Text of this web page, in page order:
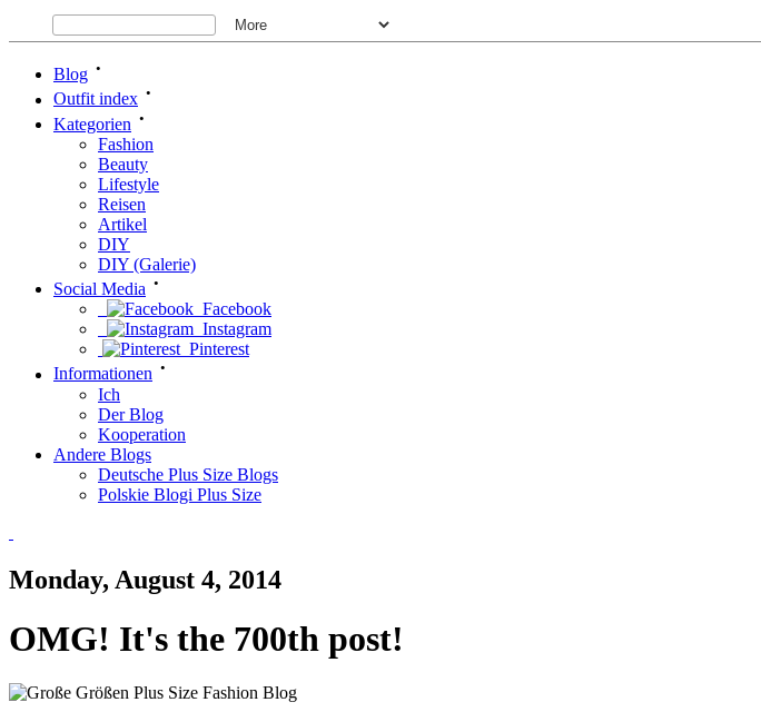
Blog •
Outfit index •
Kategorien •
Fashion
Beauty
Lifestyle
Reisen
Artikel
DIY
DIY (Galerie)
Social Media •
Facebook
Instagram
Pinterest
Informationen •
Ich
Der Blog
Kooperation
Andere Blogs
Deutsche Plus Size Blogs
Polskie Blogi Plus Size
Monday, August 4, 2014
OMG! It's the 700th post!